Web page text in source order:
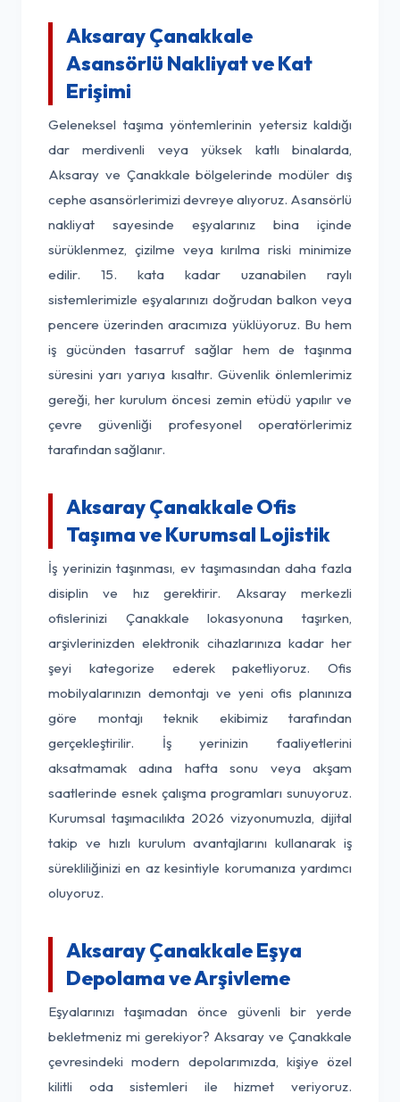
Aksaray Çanakkale
Asansörlü Nakliyat ve Kat
Erişimi
Geleneksel taşıma yöntemlerinin yetersiz kaldığı
dar merdivenli veya yüksek katlı binalarda,
Aksaray ve Çanakkale bölgelerinde modüler dış
cephe asansörlerimizi devreye alıyoruz. Asansörlü
nakliyat sayesinde eşyalarınız bina içinde
sürüklenmez, çizilme veya kırılma riski minimize
edilir. 15. kata kadar uzanabilen raylı
sistemlerimizle eşyalarınızı doğrudan balkon veya
pencere üzerinden aracımıza yüklüyoruz. Bu hem
iş gücünden tasarruf sağlar hem de taşınma
süresini yarı yarıya kısaltır. Güvenlik önlemlerimiz
gereği, her kurulum öncesi zemin etüdü yapılır ve
çevre güvenliği profesyonel operatörlerimiz
tarafından sağlanır.
Aksaray Çanakkale Ofis
Taşıma ve Kurumsal Lojistik
İş yerinizin taşınması, ev taşımasından daha fazla
disiplin ve hız gerektirir. Aksaray merkezli
ofislerinizi Çanakkale lokasyonuna taşırken,
arşivlerinizden elektronik cihazlarınıza kadar her
şeyi kategorize ederek paketliyoruz. Ofis
mobilyalarınızın demontajı ve yeni ofis planınıza
göre montajı teknik ekibimiz tarafından
gerçekleştirilir. İş yerinizin faaliyetlerini
aksatmamak adına hafta sonu veya akşam
saatlerinde esnek çalışma programları sunuyoruz.
Kurumsal taşımacılıkta 2026 vizyonumuzla, dijital
takip ve hızlı kurulum avantajlarını kullanarak iş
sürekliliğinizi en az kesintiyle korumanıza yardımcı
oluyoruz.
Aksaray Çanakkale Eşya
Depolama ve Arşivleme
Eşyalarınızı taşımadan önce güvenli bir yerde
bekletmeniz mi gerekiyor? Aksaray ve Çanakkale
çevresindeki modern depolarımızda, kişiye özel
kilitli oda sistemleri ile hizmet veriyoruz.